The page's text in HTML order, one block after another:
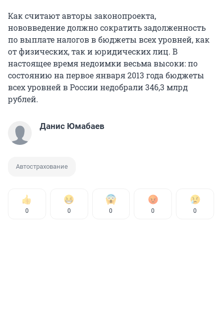
Как считают авторы законопроекта,
нововведение должно сократить задолженность
по выплате налогов в бюджеты всех уровней, как
от физических, так и юридических лиц. В
настоящее время недоимки весьма высоки: по
состоянию на первое января 2013 года бюджеты
всех уровней в России недобрали 346,3 млрд
рублей.
Данис Юмабаев
Автострахование
0 0 0 0 0